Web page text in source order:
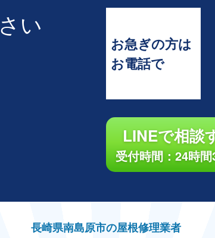
い
お急ぎの方は
お電話で
LINEで相談
受付時間：24時
長崎県南島原市の屋根修理業者